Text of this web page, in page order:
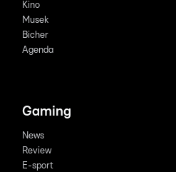
Kino
Musek
Bicher
Agenda
Gaming
News
Review
E-sport